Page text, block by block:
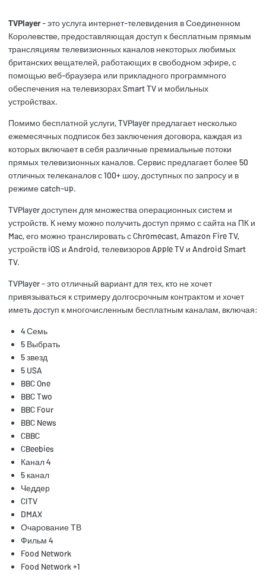
TVPlayer- это услуга интернет-телевидения в Соединенном
Королевстве, предоставляющая доступ к бесплатным прямым
трансляциям телевизионных каналов некоторых любимых
британских вещателей, работающих в свободном эфире, с
помощью веб-браузера или прикладного программного
обеспечения на телевизорах Smart TV и мобильных
устройствах.
Помимо бесплатной услуги, TVPlayer предлагает несколько
ежемесячных подписок без заключения договора, каждая из
которых включает в себя различные премиальные потоки
прямых телевизионных каналов. Сервис предлагает более 50
отличных телеканалов с 100+ шоу, доступных по запросу и в
режиме catch-up.
TVPlayer доступен для множества операционных систем и
устройств. К нему можно получить доступ прямо с сайта на ПК и
Mac, его можно транслировать с Chromecast, Amazon Fire TV,
устройств iOS и Android, телевизоров Apple TV и Android Smart
TV.
TVPlayer - это отличный вариант для тех, кто не хочет
привязываться к стримеру долгосрочным контрактом и хочет
иметь доступ к многочисленным бесплатным каналам, включая:
4 Семь
5 Выбрать
5 звезд
5 USA
BBC One
BBC Two
BBC Four
BBC News
CBBC
CBeebies
Канал 4
5 канал
Чеддер
CITV
DMAX
Очарование ТВ
Фильм 4
Food Network
Food Network +1